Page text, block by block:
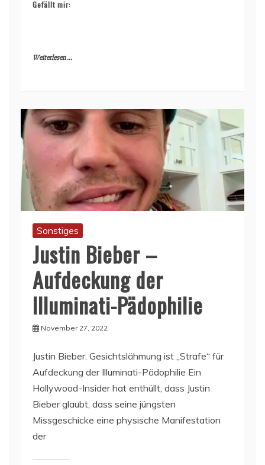
Gefällt mir:
Weiterlesen ...
Sonstiges
Justin Bieber –
Aufdeckung der
Illuminati-Pädophilie
November 27, 2022
Justin Bieber: Gesichtslähmung ist „Strafe“ für
Aufdeckung der Illuminati-Pädophilie Ein
Hollywood-Insider hat enthüllt, dass Justin
Bieber glaubt, dass seine jüngsten
Missgeschicke eine physische Manifestation
der